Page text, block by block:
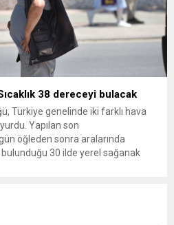
38 dereceyi bulacak
Türkiye genelinde iki farklı hava
Yapılan son
öğleden sonra aralarında
bulunduğu 30 ilde yerel sağanak
ulaşacak. Ayrıca...